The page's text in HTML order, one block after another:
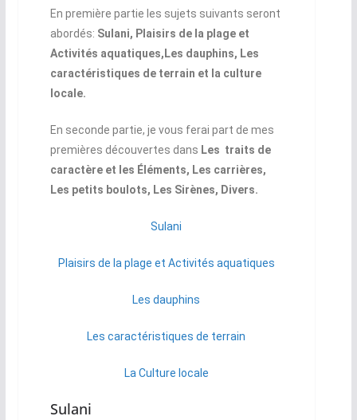
En première partie les sujets suivants seront
abordés: Sulani, Plaisirs de la plage et
Activités aquatiques,Les dauphins, Les
caractéristiques de terrain et la culture
locale.
En seconde partie, je vous ferai part de mes
premières découvertes dans Les traits de
caractère et les Éléments, Les carrières,
Les petits boulots, Les Sirènes, Divers.
Sulani
Plaisirs de la plage et Activités aquatiques
Les dauphins
Les caractéristiques de terrain
La Culture locale
Sulani